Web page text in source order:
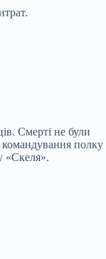
Смерті не були
полку
«Скеля».